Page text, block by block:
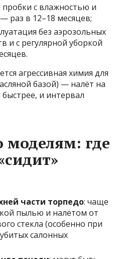
с влажностью и
раз в 12–18 месяцев;
без аэрозольных
и с регулярной уборкой
агрессивная химия для
базой) — налёт на
быстрее, и интервал
моделям: где
части торпедо: чаще
пылью и налётом от
стекла (особенно при
салонных